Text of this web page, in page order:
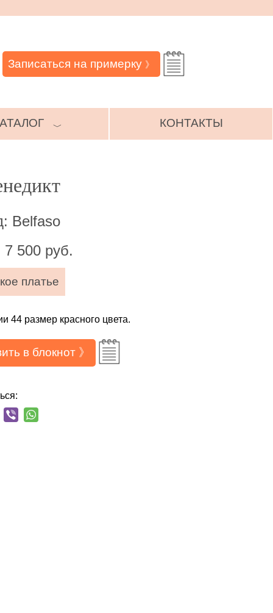
Записаться на примерку 》
﹀ КОНТАКТЫ
Belfaso
500 руб.
платье
44 размер красного цвета.
в блокнот 》